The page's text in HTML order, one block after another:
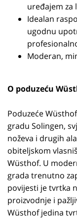
uređajem za
Idealan
ugodnu
Moderan,
O poduzeću
Poduzeće
gradu Solingen,
noževa i drugih
obiteljskom
Wüsthof. U
grada trenutno
povijesti je tvrtka
proizvodnje i
Wüsthof jedina